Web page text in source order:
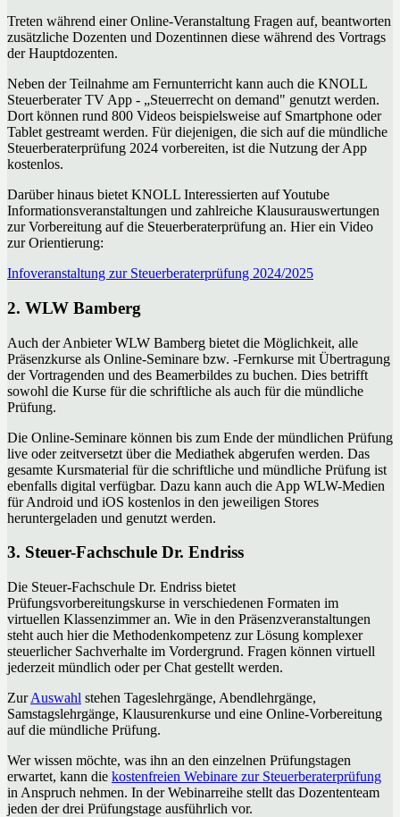
Treten während einer Online-Veranstaltung Fragen auf, beantworten
zusätzliche Dozenten und Dozentinnen diese während des Vortrags
der Hauptdozenten.
Neben der Teilnahme am Fernunterricht kann auch die KNOLL
Steuerberater TV App - „Steuerrecht on demand" genutzt werden.
Dort können rund 800 Videos beispielsweise auf Smartphone oder
Tablet gestreamt werden. Für diejenigen, die sich auf die mündliche
Steuerberaterprüfung 2024 vorbereiten, ist die Nutzung der App
kostenlos.
Darüber hinaus bietet KNOLL Interessierten auf Youtube
Informationsveranstaltungen und zahlreiche Klausurauswertungen
zur Vorbereitung auf die Steuerberaterprüfung an. Hier ein Video
zur Orientierung:
Infoveranstaltung zur Steuerberaterprüfung 2024/2025
2. WLW Bamberg
Auch der Anbieter WLW Bamberg bietet die Möglichkeit, alle
Präsenzkurse als Online-Seminare bzw. -Fernkurse mit Übertragung
der Vortragenden und des Beamerbildes zu buchen. Dies betrifft
sowohl die Kurse für die schriftliche als auch für die mündliche
Prüfung.
Die Online-Seminare können bis zum Ende der mündlichen Prüfung
live oder zeitversetzt über die Mediathek abgerufen werden. Das
gesamte Kursmaterial für die schriftliche und mündliche Prüfung ist
ebenfalls digital verfügbar. Dazu kann auch die App WLW-Medien
für Android und iOS kostenlos in den jeweiligen Stores
heruntergeladen und genutzt werden.
3. Steuer-Fachschule Dr. Endriss
Die Steuer-Fachschule Dr. Endriss bietet
Prüfungsvorbereitungskurse in verschiedenen Formaten im
virtuellen Klassenzimmer an. Wie in den Präsenzveranstaltungen
steht auch hier die Methodenkompetenz zur Lösung komplexer
steuerlicher Sachverhalte im Vordergrund. Fragen können virtuell
jederzeit mündlich oder per Chat gestellt werden.
ZurAuswahl stehen Tageslehrgänge, Abendlehrgänge,
Samstagslehrgänge, Klausurenkurse und eine Online-Vorbereitung
auf die mündliche Prüfung.
Wer wissen möchte, was ihn an den einzelnen Prüfungstagen
erwartet, kann die kostenfreien Webinare zur Steuerberaterprüfung
in Anspruch nehmen. In der Webinarreihe stellt das Dozententeam
jeden der drei Prüfungstage ausführlich vor.